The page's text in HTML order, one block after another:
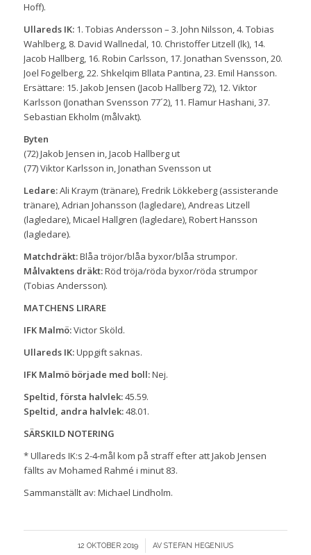
Hoff).
Ullareds IK:1. Tobias Andersson – 3. John Nilsson, 4. Tobias
Wahlberg, 8. David Wallnedal, 10. Christoffer Litzell (lk), 14.
Jacob Hallberg, 16. Robin Carlsson, 17. Jonathan Svensson, 20.
Joel Fogelberg, 22. Shkelqim Bllata Pantina, 23. Emil Hansson.
Ersättare: 15. Jakob Jensen (Jacob Hallberg 72), 12. Viktor
Karlsson (Jonathan Svensson 77´2), 11. Flamur Hashani, 37.
Sebastian Ekholm (målvakt).
Byten
(72) Jakob Jensen in, Jacob Hallberg ut
(77) Viktor Karlsson in, Jonathan Svensson ut
Ledare:Ali Kraym (tränare), Fredrik Lökkeberg (assisterande
tränare), Adrian Johansson (lagledare), Andreas Litzell
(lagledare), Micael Hallgren (lagledare), Robert Hansson
(lagledare).
Matchdräkt:Blåa tröjor/blåa byxor/blåa strumpor.
Målvaktens dräkt:Röd tröja/röda byxor/röda strumpor
(Tobias Andersson).
MATCHENS LIRARE
IFK Malmö:Victor Sköld.
Ullareds IK:Uppgift saknas.
IFK Malmö började med boll:Nej.
Speltid, första halvlek:45.59.
Speltid, andra halvlek:48.01.
SÄRSKILD NOTERING
* Ullareds IK:s 2-4-mål kom på straff efter att Jakob Jensen
fällts av Mohamed Rahmé i minut 83.
Sammanställt av: Michael Lindholm.
12 OKTOBER 2019
/ AV STEFAN HEGENIUS